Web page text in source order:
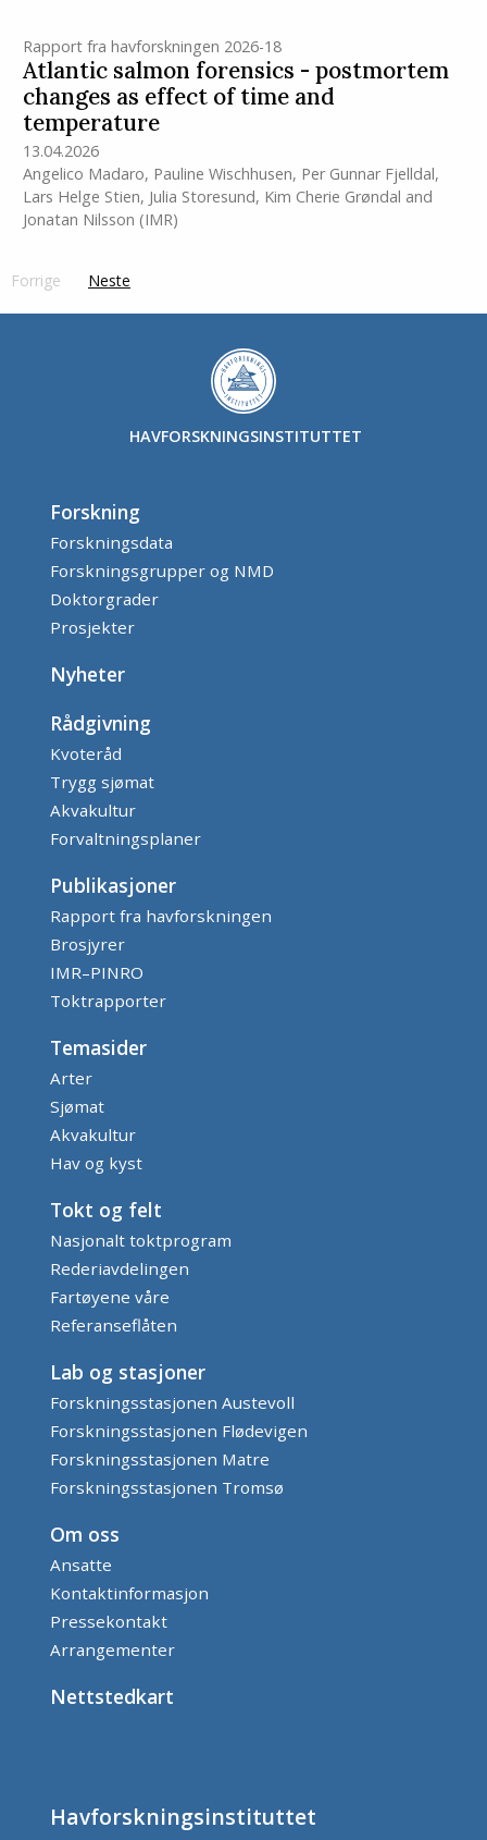
Rapport fra havforskningen 2026-18
Atlantic salmon forensics - postmortem
changes as effect of time and
temperature
13.04.2026
Angelico Madaro, Pauline Wischhusen, Per Gunnar Fjelldal,
Lars Helge Stien, Julia Storesund, Kim Cherie Grøndal and
Jonatan Nilsson (IMR)
Forrige pageNeste
HAVFORSKNINGSINSTITUTTET
Forskning
Forskningsdata
Forskningsgrupper og NMD
Doktorgrader
Prosjekter
Nyheter
Rådgivning
Kvoteråd
Trygg sjømat
Akvakultur
Forvaltningsplaner
Publikasjoner
Rapport fra havforskningen
Brosjyrer
IMR–PINRO
Toktrapporter
Temasider
Arter
Sjømat
Akvakultur
Hav og kyst
Tokt og felt
Nasjonalt toktprogram
Rederiavdelingen
Fartøyene våre
Referanseflåten
Lab og stasjoner
Forskningsstasjonen Austevoll
Forskningsstasjonen Flødevigen
Forskningsstasjonen Matre
Forskningsstasjonen Tromsø
Om oss
Ansatte
Kontaktinformasjon
Pressekontakt
Arrangementer
Nettstedkart
Havforskningsinstituttet